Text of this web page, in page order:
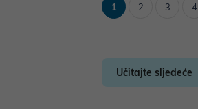
1 2 3 4
Učitajte sljedeće